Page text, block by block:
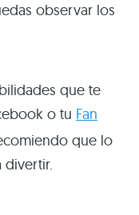
observar los
que te
o tu Fan
que lo
divertir.